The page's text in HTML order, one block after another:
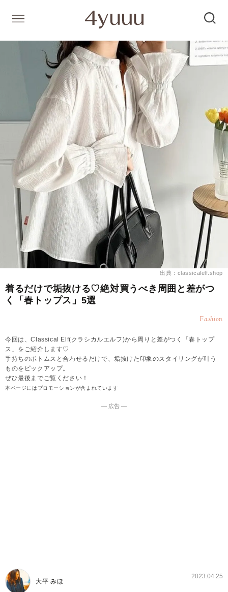
出典：classicalelf.shop
着るだけで垢抜ける♡絶対買うべき周囲と差がつ
く「春トップス」5選
Fashion
今回は、Classical Elf(クラシカルエルフ)から周りと差がつく「春トップ
ス」をご紹介します♡
手持ちのボトムスと合わせるだけで、垢抜けた印象のスタイリングが叶う
ものをピックアップ。
ぜひ最後までご覧ください！
本ページにはプロモーションが含まれています
― 広告 ―
大平 みほ
2023.04.25